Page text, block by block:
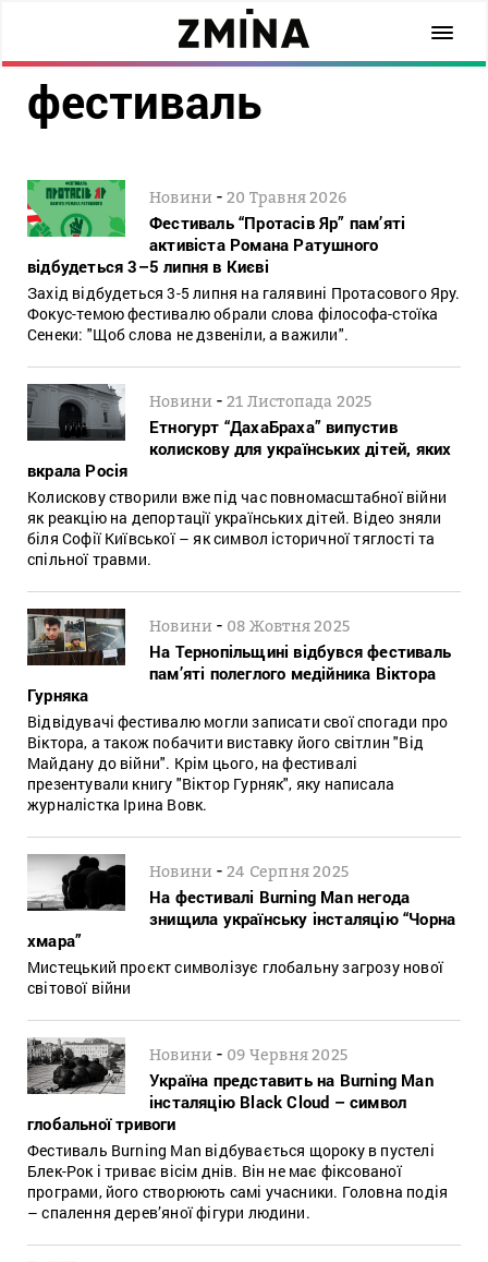
фестиваль
Новини -20 Травня 2026
Фестиваль “Протасів Яр” пам’яті
активіста Романа Ратушного
відбудеться 3–5 липня в Києві
Захід відбудеться 3-5 липня на галявині Протасового Яру.
Фокус-темою фестивалю обрали слова філософа-стоїка
Сенеки: "Щоб слова не дзвеніли, а важили".
Новини -21 Листопада 2025
Етногурт “ДахаБраха” випустив
колискову для українських дітей, яких
вкрала Росія
Колискову створили вже під час повномасштабної війни
як реакцію на депортації українських дітей. Відео зняли
біля Софії Київської – як символ історичної тяглості та
спільної травми.
Новини - 08 Жовтня 2025
На Тернопільщині відбувся фестиваль
пам’яті полеглого медійника Віктора
Гурняка
Відвідувачі фестивалю могли записати свої спогади про
Віктора, а також побачити виставку його світлин "Від
Майдану до війни". Крім цього, на фестивалі
презентували книгу "Віктор Гурняк", яку написала
журналістка Ірина Вовк.
Новини -24 Серпня 2025
На фестивалі Burning Man негода
знищила українську інсталяцію “Чорна
хмара”
Мистецький проєкт символізує глобальну загрозу нової
світової війни
Новини - 09 Червня 2025
Україна представить на Burning Man
інсталяцію Black Cloud – символ
глобальної тривоги
Фестиваль Burning Man відбувається щороку в пустелі
Блек-Рок і триває вісім днів. Він не має фіксованої
програми, його створюють самі учасники. Головна подія
– спалення дерев’яної фігури людини.